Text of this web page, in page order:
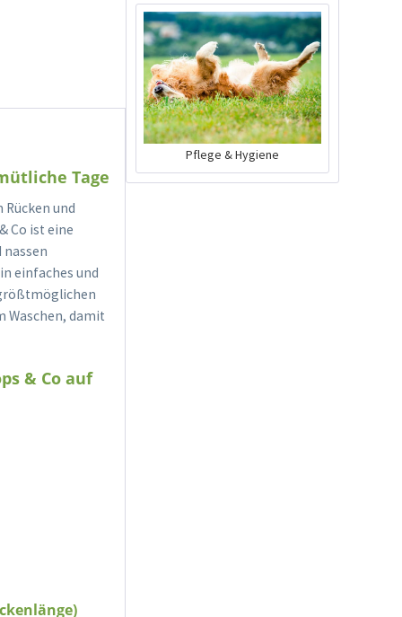
Tage
und
Co ist eine
nassen
einfaches und
Waschen, damit
& Co auf
Pflege & Hygiene